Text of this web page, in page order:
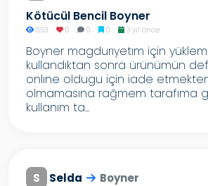
Kötücül Bencil Boyner
853 0 0 0 3 yıl önce
Boyner magdurıyetım için
kullandıktan sonra ürünümün
onlıne oldugu için iade
olmamasına rağmem tarafıma
kullanım ta...
S Selda Boyner